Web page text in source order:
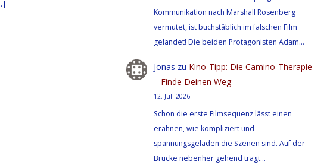
Kommunikation nach Marshall Rosenberg
vermutet, ist buchstäblich im falschen Film
gelandet! Die beiden Protagonisten Adam…
Jonas zu Kino-Tipp: Die Camino-Therapie
– Finde Deinen Weg
12. Juli 2026
Schon die erste Filmsequenz lässt einen
erahnen, wie kompliziert und
spannungsgeladen die Szenen sind. Auf der
Brücke nebenher gehend trägt…